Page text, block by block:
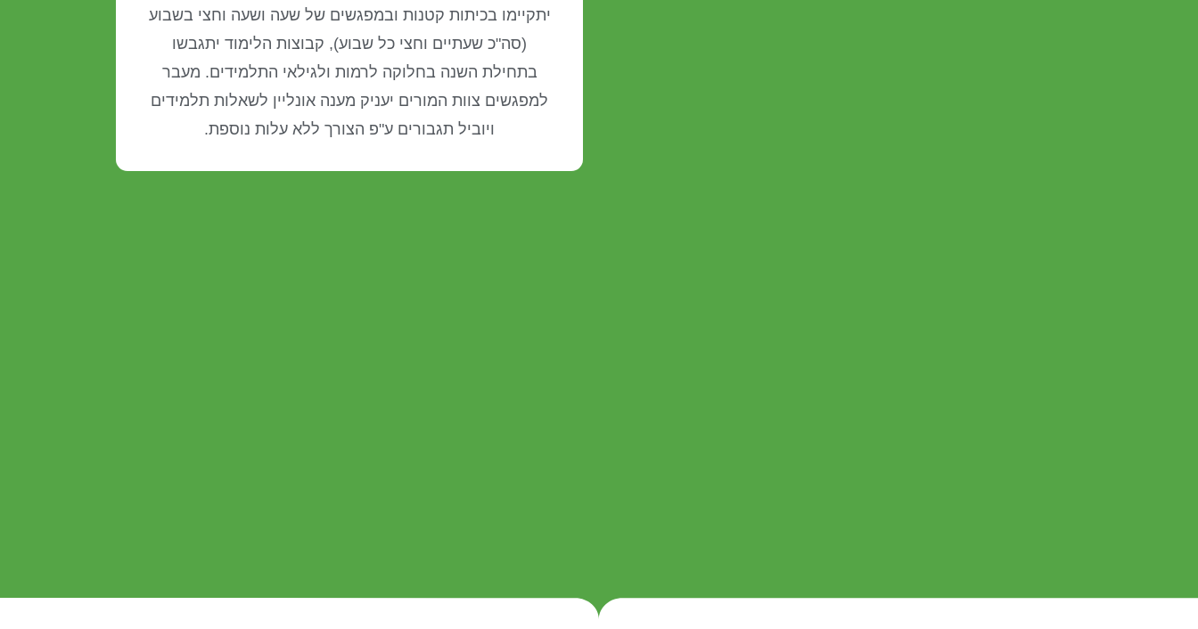
יתקיימו בכיתות קטנות ובמפגשים של שעה ושעה וחצי בשבוע
(סה"כ שעתיים וחצי כל שבוע), קבוצות הלימוד יתגבשו
בתחילת השנה בחלוקה לרמות ולגילאי התלמידים. מעבר
למפגשים צוות המורים יעניק מענה אונליין לשאלות תלמידים
ויוביל תגבורים ע"פ הצורך ללא עלות נוספת.